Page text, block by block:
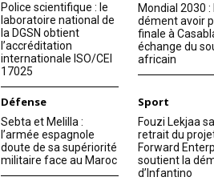
Police scientifique : le
laboratoire national de
la DGSN obtient
l’accréditation
internationale ISO/CEI
17025
Mondial 2030 :
dément avoir
finale à
échange du
africain
Défense
Sebta et Melilla :
l’armée espagnole
doute de sa supériorité
militaire face au Maroc
Sport
Fouzi Lekjaa
retrait du
Forward
soutient la
d’Infantino